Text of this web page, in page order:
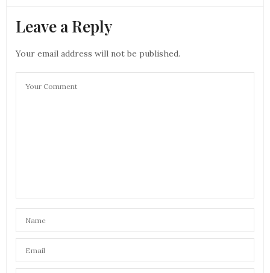
Leave a Reply
Your email address will not be published.